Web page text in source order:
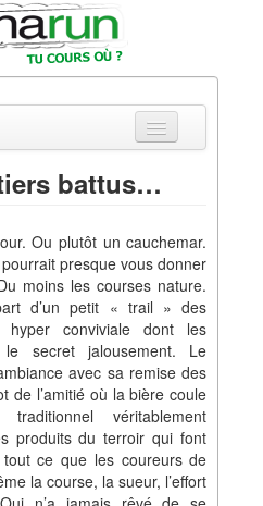
battus…
Ou plutôt un cauchemar.
presque vous donner
moins les courses nature.
d’un petit « trail » des
hyper conviviale dont les
le secret jalousement. Le
avec sa remise des
de l’amitié où la bière coule
véritablement
produits du terroir qui font
tout ce que les coureurs de
la course, la sueur, l’effort